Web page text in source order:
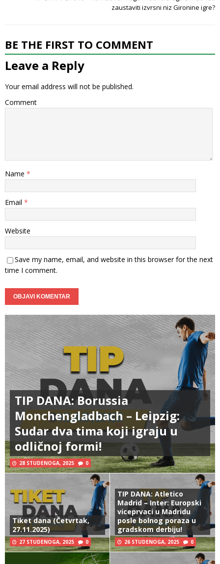
zaustaviti izvrsni niz Gironine igre?
BE THE FIRST TO COMMENT
Leave a Reply
Your email address will not be published.
Comment
Name *
Email *
Website
Save my name, email, and website in this browser for the next
time I comment.
TIP DANA: Borussia
Monchengladbach – Leipzig:
Sudar dva tima koji igraju u
odličnoj formi!
28 STUDENOGA, 2025 0
Tiket dana (Četvrtak,
27.11.2025)
27 STUDENOGA, 2025 0
TIP DANA: Atletico
Madrid – Inter: Europski
viceprvaci u Madridu
posle bolnog poraza u
gradskom derbiju!
26 STUDENOGA, 2025 0